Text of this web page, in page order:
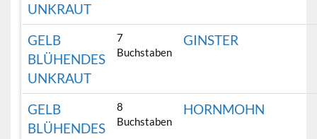
UNKRAUT
GELB
BLÜHENDES
UNKRAUT
7
Buchstaben
GINSTER
GELB
BLÜHENDES
8
Buchstaben
HORNMOHN